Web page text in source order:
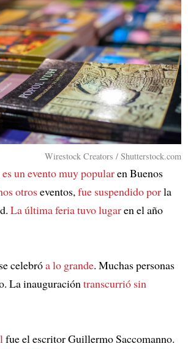
Wirestock Creators / Shutterstock.com
es un evento muy popularen Buenos
otroseventos,fue suspendido porla
La última feria tuvo lugaren el año
celebróa lo grande. Muchas personas
La inauguracióntranscurrió sin
fue el escritor Guillermo Saccomanno.